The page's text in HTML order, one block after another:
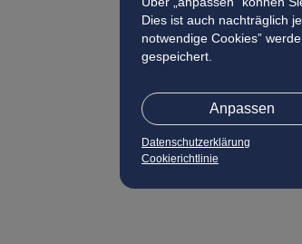
Dies ist auch nachträglich
notwendige Cookies”
gespeichert.
Anpassen
Datenschutzerklärung
Cookierichtlinie